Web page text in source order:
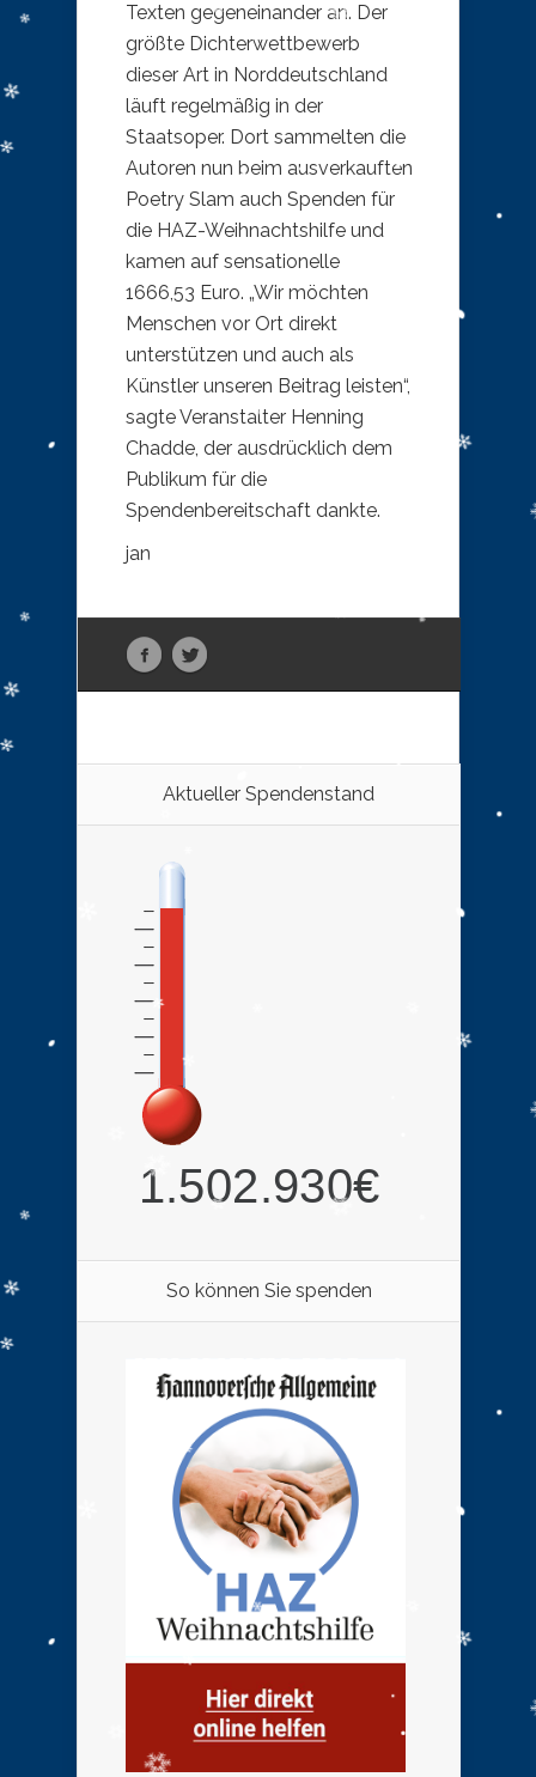
Texten gegeneinander an. Der
größte Dichterwettbewerb
dieser Art in Norddeutschland
läuft regelmäßig in der
Staatsoper. Dort sammelten die
Autoren nun beim ausverkauften
Poetry Slam auch Spenden für
die HAZ-Weihnachtshilfe und
kamen auf sensationelle
1666,53 Euro. „Wir möchten
Menschen vor Ort direkt
unterstützen und auch als
Künstler unseren Beitrag leisten“,
sagte Veranstalter Henning
Chadde, der ausdrücklich dem
Publikum für die
Spendenbereitschaft dankte.
jan
Aktueller Spendenstand
So können Sie spenden